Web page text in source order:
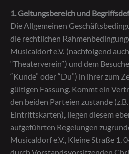
1. Geltungsbereich und
Die Allgemeinen
die rechtlichen
Musicaldorf e.V. (nachfolgend
“Theaterverein”) und dem
“Kunde” oder “Du”) in ihrer zum
gültigen Fassung. Kommt ein
den beiden Parteien zustande
Eintrittskarten), liegen diesem
aufgeführten Regelungen
Musicaldorf e.V., Kleine Straße 1,